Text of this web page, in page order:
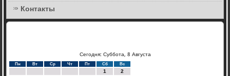
Контакты
Сегодня: Суббота, 8 Августа
Пн Вт Ср Чт Пт Сб Вс
1
2